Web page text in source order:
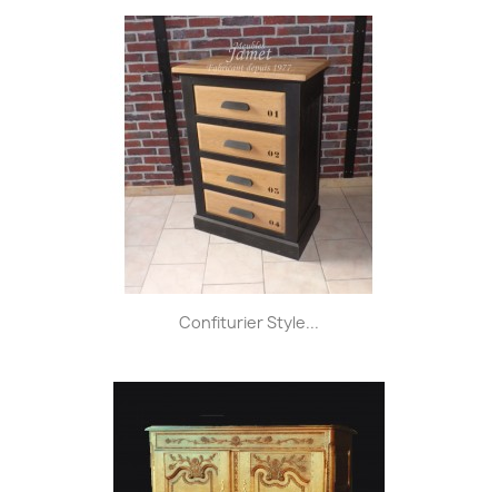
Confiturier Style...